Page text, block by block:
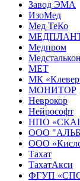
Завод ЭМА
ИзоМед
Мед ТеКо
Медпром
МЕТ
МК
МОНИТОР
Неврокор
Нейрософт
НПО
ООО
ООО
Тахат
ТахатАкси
ФГУП «СПО